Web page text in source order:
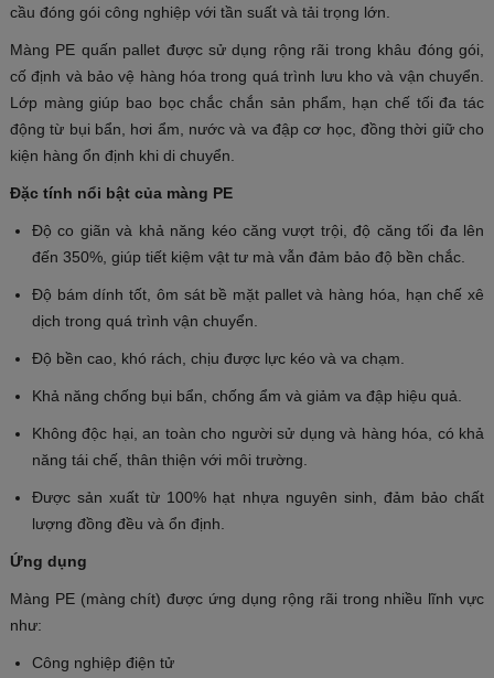
cầu đóng gói công nghiệp với tần suất và tải trọng lớn.
Màng PE quấn pallet được sử dụng rộng rãi trong khâu đóng gói,
cố định và bảo vệ hàng hóa trong quá trình lưu kho và vận chuyển.
Lớp màng giúp bao bọc chắc chắn sản phẩm, hạn chế tối đa tác
động từ bụi bẩn, hơi ẩm, nước và va đập cơ học, đồng thời giữ cho
kiện hàng ổn định khi di chuyển.
Đặc tính nổi bật của màng PE
Độ co giãn và khả năng kéo căng vượt trội, độ căng tối đa lên
đến 350%, giúp tiết kiệm vật tư mà vẫn đảm bảo độ bền chắc.
Độ bám dính tốt, ôm sát bề mặt pallet và hàng hóa, hạn chế xê
dịch trong quá trình vận chuyển.
Độ bền cao, khó rách, chịu được lực kéo và va chạm.
Khả năng chống bụi bẩn, chống ẩm và giảm va đập hiệu quả.
Không độc hại, an toàn cho người sử dụng và hàng hóa, có khả
năng tái chế, thân thiện với môi trường.
Được sản xuất từ 100% hạt nhựa nguyên sinh, đảm bảo chất
lượng đồng đều và ổn định.
Ứng dụng
Màng PE (màng chít) được ứng dụng rộng rãi trong nhiều lĩnh vực
như:
Công nghiệp điện tử